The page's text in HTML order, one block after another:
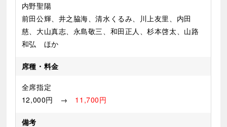
内野聖陽
前田公輝、井之脇海、清水くるみ、川上友里、内田
慈、大山真志、永島敬三、和田正人、杉本啓太、山路
和弘 ほか
席種・料金
全席指定
12,000円 → 11,700円
備考